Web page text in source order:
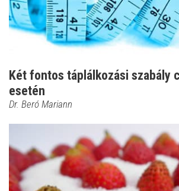
Két fontos táplálkozási szabály
esetén
Dr. Beró Mariann